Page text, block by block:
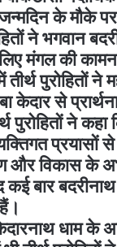
के मौके
ने भगवान
मंगल की
पुरोहितों ने
केदार से
पुरोहितों ने
प्रयासों
और विकास के
कई बार
धाम के